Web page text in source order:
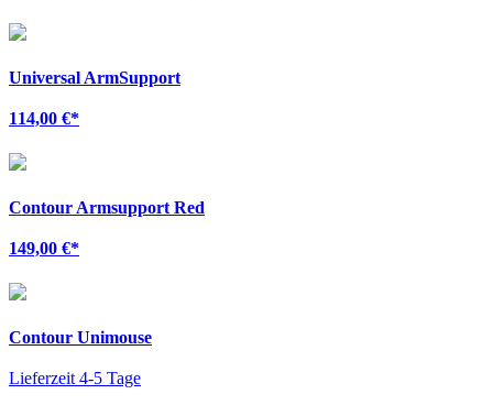
Universal ArmSupport
114,00 €*
Contour Armsupport Red
149,00 €*
Contour Unimouse
Lieferzeit 4-5 Tage